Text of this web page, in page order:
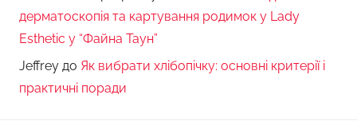
дерматоскопія та картування родимок у Lady
Esthetic у “Файна Таун”
Jeffrey до Як вибрати хлібопічку: основні критерії і
практичні поради